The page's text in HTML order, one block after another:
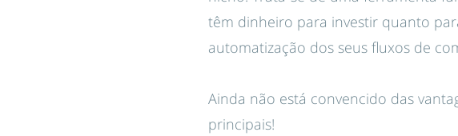
têm dinheiro para investir quanto
automatização dos seus fluxos de
Ainda não está convencido das
principais!